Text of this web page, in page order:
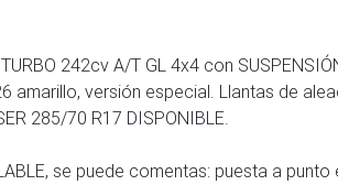
242cv A/T GL 4x4 con
amarillo, versión especial. Llantas de
285/70 R17 DISPONIBLE.
se puede comentas: puesta a punto